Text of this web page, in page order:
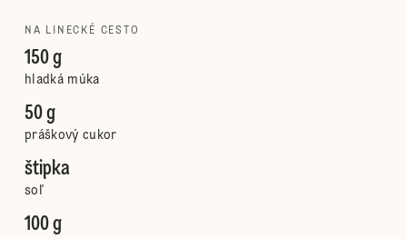
NA LINECKÉ CESTO
150 g
hladká múka
50 g
práškový cukor
štipka
soľ
100 g